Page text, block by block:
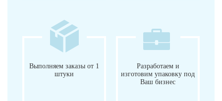
Выполняем заказы от 1
штуки
Разработаем и
изготовим упаковку под
Ваш бизнес